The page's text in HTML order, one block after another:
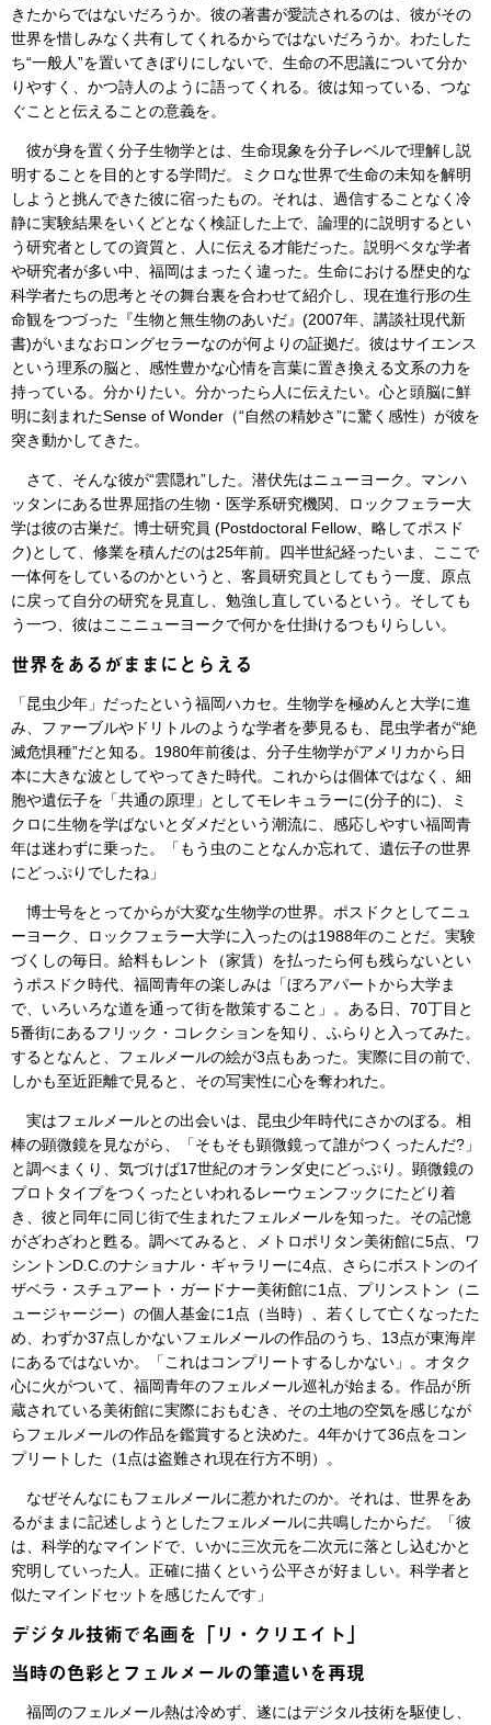
きたからではないだろうか。彼の著書が愛読されるのは、彼がその
世界を惜しみなく共有してくれるからではないだろうか。わたした
ち“一般人”を置いてきぼりにしないで、生命の不思議について分か
りやすく、かつ詩人のように語ってくれる。彼は知っている、つな
ぐことと伝えることの意義を。
彼が身を置く分子生物学とは、生命現象を分子レベルで理解し説
明することを目的とする学問だ。ミクロな世界で生命の未知を解明
しようと挑んできた彼に宿ったもの。それは、過信することなく冷
静に実験結果をいくどとなく検証した上で、論理的に説明するとい
う研究者としての資質と、人に伝える才能だった。説明ベタな学者
や研究者が多い中、福岡はまったく違った。生命における歴史的な
科学者たちの思考とその舞台裏を合わせて紹介し、現在進行形の生
命観をつづった『生物と無生物のあいだ』(2007年、講談社現代新
書)がいまなおロングセラーなのが何よりの証拠だ。彼はサイエンス
という理系の脳と、感性豊かな心情を言葉に置き換える文系の力を
持っている。分かりたい。分かったら人に伝えたい。心と頭脳に鮮
明に刻まれたSense of Wonder（“自然の精妙さ”に驚く感性）が彼を
突き動かしてきた。
さて、そんな彼が“雲隠れ”した。潜伏先はニューヨーク。マンハ
ッタンにある世界屈指の生物・医学系研究機関、ロックフェラー大
学は彼の古巣だ。博士研究員 (Postdoctoral Fellow、略してポスド
ク)として、修業を積んだのは25年前。四半世紀経ったいま、ここで
一体何をしているのかというと、客員研究員としてもう一度、原点
に戻って自分の研究を見直し、勉強し直しているという。そしても
う一つ、彼はここニューヨークで何かを仕掛けるつもりらしい。
世界をあるがままにとらえる
「昆虫少年」だったという福岡ハカセ。生物学を極めんと大学に進
み、ファーブルやドリトルのような学者を夢見るも、昆虫学者が“絶
滅危惧種”だと知る。1980年前後は、分子生物学がアメリカから日
本に大きな波としてやってきた時代。これからは個体ではなく、細
胞や遺伝子を「共通の原理」としてモレキュラーに(分子的に)、ミ
クロに生物を学ばないとダメだという潮流に、感応しやすい福岡青
年は迷わずに乗った。「もう虫のことなんか忘れて、遺伝子の世界
にどっぷりでしたね」
博士号をとってからが大変な生物学の世界。ポスドクとしてニュ
ーヨーク、ロックフェラー大学に入ったのは1988年のことだ。実験
づくしの毎日。給料もレント（家賃）を払ったら何も残らないとい
うポスドク時代、福岡青年の楽しみは「ぼろアパートから大学ま
で、いろいろな道を通って街を散策すること」。ある日、70丁目と
5番街にあるフリック・コレクションを知り、ふらりと入ってみた。
するとなんと、フェルメールの絵が3点もあった。実際に目の前で、
しかも至近距離で見ると、その写実性に心を奪われた。
実はフェルメールとの出会いは、昆虫少年時代にさかのぼる。相
棒の顕微鏡を見ながら、「そもそも顕微鏡って誰がつくったんだ?」
と調べまくり、気づけば17世紀のオランダ史にどっぷり。顕微鏡の
プロトタイプをつくったといわれるレーウェンフックにたどり着
き、彼と同年に同じ街で生まれたフェルメールを知った。その記憶
がざわざわと甦る。調べてみると、メトロポリタン美術館に5点、ワ
シントンD.C.のナショナル・ギャラリーに4点、さらにボストンのイ
ザベラ・スチュアート・ガードナー美術館に1点、プリンストン（ニ
ュージャージー）の個人基金に1点（当時）、若くして亡くなったた
め、わずか37点しかないフェルメールの作品のうち、13点が東海岸
にあるではないか。「これはコンプリートするしかない」。オタク
心に火がついて、福岡青年のフェルメール巡礼が始まる。作品が所
蔵されている美術館に実際におもむき、その土地の空気を感じなが
らフェルメールの作品を鑑賞すると決めた。4年かけて36点をコン
プリートした（1点は盗難され現在行方不明）。
なぜそんなにもフェルメールに惹かれたのか。それは、世界をあ
るがままに記述しようとしたフェルメールに共鳴したからだ。「彼
は、科学的なマインドで、いかに三次元を二次元に落とし込むかと
究明していった人。正確に描くという公平さが好ましい。科学者と
似たマインドセットを感じたんです」
デジタル技術で名画を「リ・クリエイト」
当時の色彩とフェルメールの筆遣いを再現
福岡のフェルメール熱は冷めず、遂にはデジタル技術を駆使し、